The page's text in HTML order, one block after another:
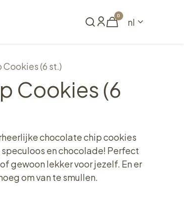
0
nl
(6 st.)
Cookies (6
chocolate chip cookies
en chocolade! Perfect
gewoon lekker voor jezelf. En er
om van te smullen.